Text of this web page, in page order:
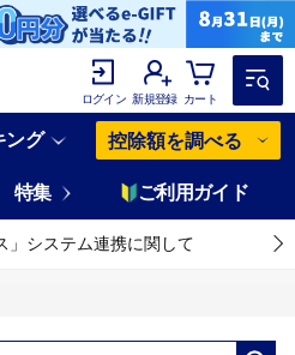
ログイン 新規登録 カート
ング 控除額を調べる
特集 ご利用ガイド
」システム連携に関して